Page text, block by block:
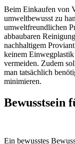
Beim Einkaufen von
umweltbewusst zu
umweltfreundlichen
abbaubaren
nachhaltigem
keinem
vermeiden. Zudem
man tatsächlich
minimieren.
Bewusstsein
Ein bewusstes